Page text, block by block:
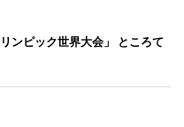
ンピック世界大会」 ところて